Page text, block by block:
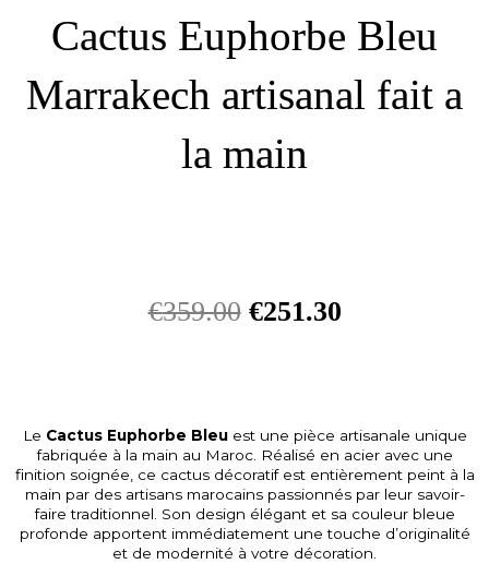
Cactus Euphorbe Bleu
Marrakech artisanal fait a
la main
€359.00 €251.30
Le Cactus Euphorbe Bleuest une pièce artisanale unique
fabriquée à la main au Maroc. Réalisé en acier avec une
finition soignée, ce cactus décoratif est entièrement peint à la
main par des artisans marocains passionnés par leur savoir-
faire traditionnel. Son design élégant et sa couleur bleue
profonde apportent immédiatement une touche d’originalité
et de modernité à votre décoration.